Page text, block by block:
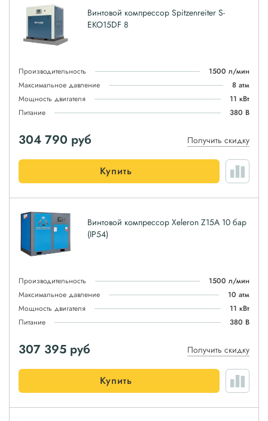
Винтовой компрессор Spitzenreiter S-
EKO15DF 8
Производительность
1500 л/мин
Максимальное давление
8 атм
Мощность двигателя
11 кВт
Питание
380 В
304 790 руб Получить скидку
Купить
Винтовой компрессор Xeleron Z15A 10 бар
(IP54)
Производительность
1500 л/мин
Максимальное давление
10 атм
Мощность двигателя
11 кВт
Питание
380 В
307 395 руб Получить скидку
Купить